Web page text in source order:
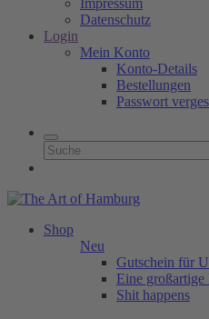
Impressum
Datenschutz
Login
Mein Konto
Konto-Details
Bestellungen
Passwort
Shop
Neu
Gutschein für
Eine großartige
Shit happens